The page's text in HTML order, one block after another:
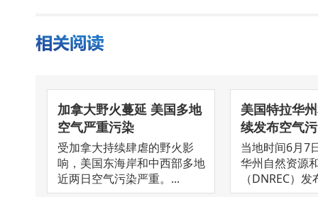
加拿大野火蔓延 美国多地
空气严重污染
受加拿大持续肆虐的野火影
响，美国东海岸和中西部多地
近两日空气污染严重。...
美国特拉华
续发布空气
当地时间6月7
华州自然资源
（DNREC）